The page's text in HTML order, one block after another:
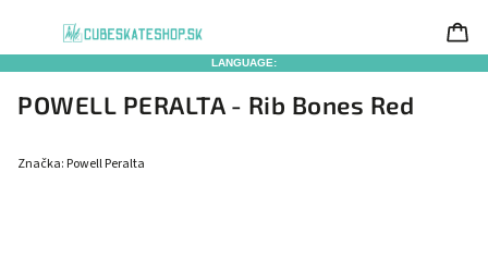
LANGUAGE:
POWELL PERALTA - Rib Bones Red
Značka: Powell Peralta